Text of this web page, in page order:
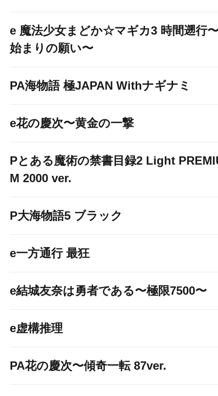
e 魔法少女まどか☆マギカ3 時間遡行
始まりの願い〜
PA海物語 極JAPAN Withナギナミ
e花の慶次〜黄金の一撃
Pとある魔術の禁書目録2 Light
M 2000 ver.
P大海物語5 ブラック
e一方通行 最狂
e結城友奈は勇者である〜極限7500〜
e虚構推理
PA花の慶次〜傾奇一転 87ver.